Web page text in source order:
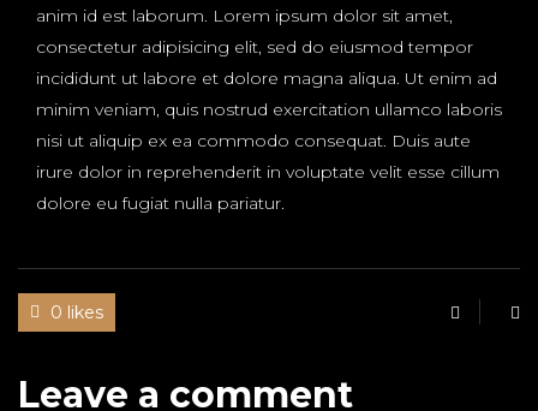
anim id est laborum. Lorem ipsum dolor sit amet,
consectetur adipisicing elit, sed do eiusmod tempor
incididunt ut labore et dolore magna aliqua. Ut enim ad
minim veniam, quis nostrud exercitation ullamco laboris
nisi ut aliquip ex ea commodo consequat. Duis aute
irure dolor in reprehenderit in voluptate velit esse cillum
dolore eu fugiat nulla pariatur.
0 likes
Leave a comment